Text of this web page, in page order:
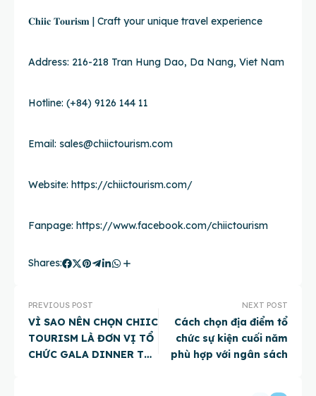
𝐂𝐡𝐢𝐢𝐜 𝐓𝐨𝐮𝐫𝐢𝐬𝐦 | Craft your unique travel experience
Address: 216-218 Tran Hung Dao, Da Nang, Viet Nam
Hotline: (+84) 9126 144 11
Email: sales@chiictourism.com
Website: https://chiictourism.com/
Fanpage: https://www.facebook.com/chiictourism
Shares:
PREVIOUS POST
VÌ SAO NÊN CHỌN CHIIC
TOURISM LÀ ĐƠN VỊ TỔ
CHỨC GALA DINNER TẠI
NEXT POST
Cách chọn địa điểm tổ
chức sự kiện cuối năm
phù hợp với ngân sách